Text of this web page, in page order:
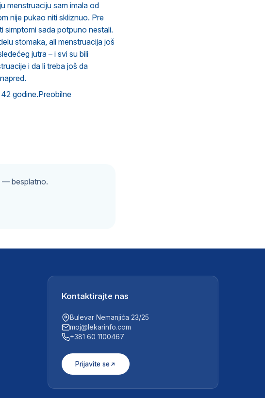
menstruaciju sam imala od
nije pukao niti skliznuo. Pre
simptomi sada potpuno nestali.
stomaka, ali menstruacija još
jutra – i svi su bili
i da li treba još da
godine.Preobilne
— besplatno.
Kontaktirajte nas
Bulevar Nemanjića 23/25
moj@lekarinfo.com
+381 60 1100467
Prijavite se